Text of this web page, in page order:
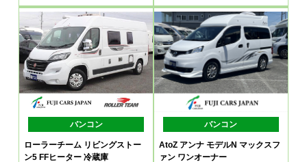
バンコン
ローラーチーム リビングストー
ン5 FFヒーター 冷蔵庫
バンコン
AtoZ アンナ モデルN マックスフ
ァン ワンオーナー